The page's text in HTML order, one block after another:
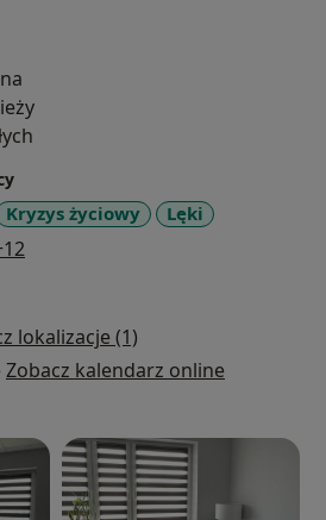
Kryzys życiowy
Lęki
lokalizacje (1)
Zobacz kalendarz online